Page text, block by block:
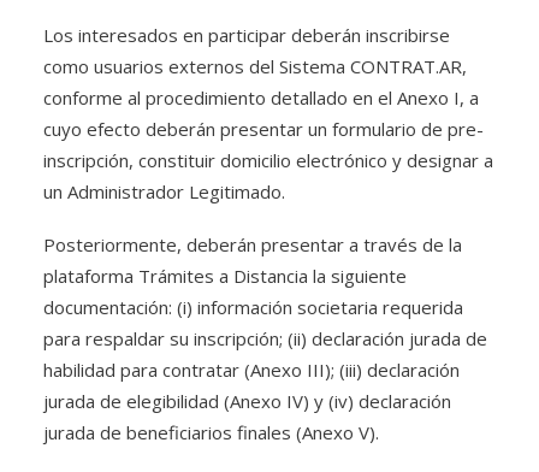
Los interesados en participar deberán inscribirse
como usuarios externos del Sistema CONTRAT.AR,
conforme al procedimiento detallado en el Anexo I, a
cuyo efecto deberán presentar un formulario de pre-
inscripción, constituir domicilio electrónico y designar a
un Administrador Legitimado.
Posteriormente, deberán presentar a través de la
plataforma Trámites a Distancia la siguiente
documentación: (i) información societaria requerida
para respaldar su inscripción; (ii) declaración jurada de
habilidad para contratar (Anexo III); (iii) declaración
jurada de elegibilidad (Anexo IV) y (iv) declaración
jurada de beneficiarios finales (Anexo V).